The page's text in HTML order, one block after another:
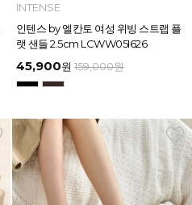
INTENSE
인텐스 by 엘칸토 여성 위빙 스트랩 플
랫 샌들 2.5cm LCWW05I626
45,900원 159,000원